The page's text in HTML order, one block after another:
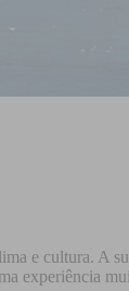
e cultura. A
experiência